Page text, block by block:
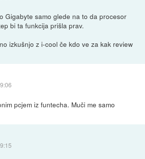
Gigabyte samo glede na to da procesor
bi ta funkcija prišla prav.
izkušnjo z i-cool če kdo ve za kak review
pcjem iz funtecha. Muči me samo